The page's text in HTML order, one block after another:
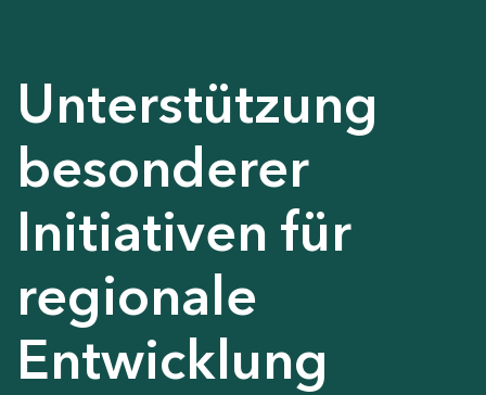
Unterstützung
besonderer
Initiativen für
regionale
Entwicklung